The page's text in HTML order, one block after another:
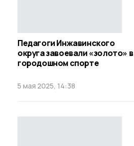
Педагоги Инжавинского
округа завоевали «золото» в
городошном спорте
5 мая 2025, 14:38